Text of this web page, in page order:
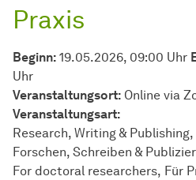
Praxis
Beginn: 19.05.2026, 09:00 Uhr
Uhr
Veranstaltungsort: Online via
Veran­stal­tungs­art:
Research, Writing & Publishing
Forschen, Schreiben &
For doctoral researchers Für